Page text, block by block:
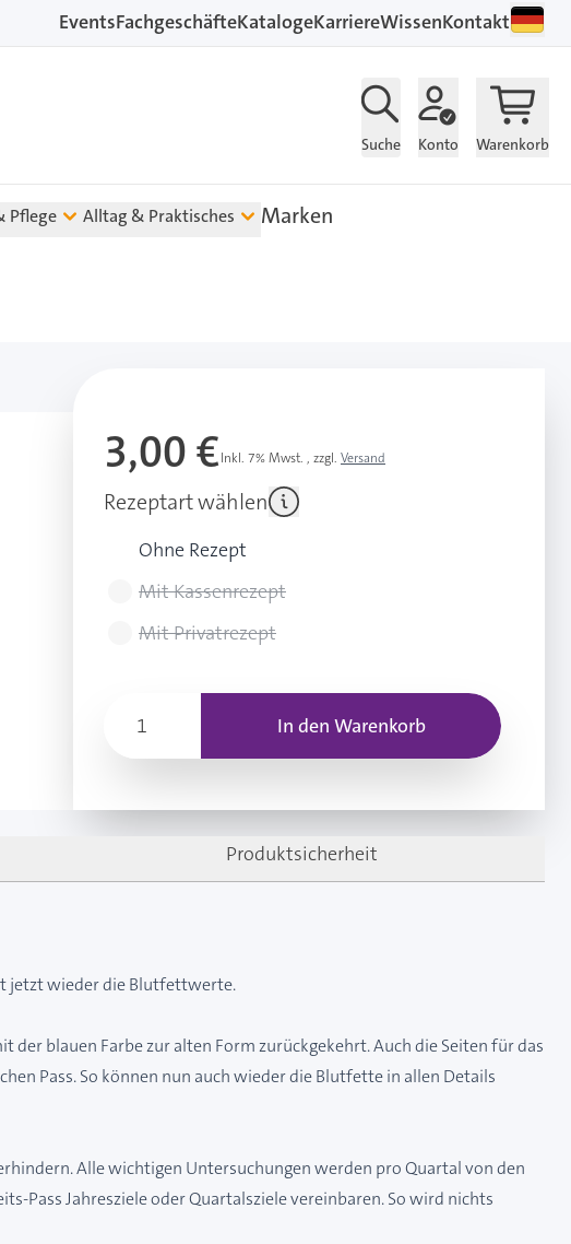
EventsFachgeschäfteKatalogeKarriereWissenKontakt
Suche Konto Warenkorb
Pflege Alltag & Praktisches Marken
3,00 €Inkl. 7% Mwst. , zzgl. Versand
Rezeptart wählen
Ohne Rezept
Mit Kassenrezept
Mit Privatrezept
In den Warenkorb
Produktsicherheit
jetzt wieder die Blutfettwerte.
blauen Farbe zur alten Form zurückgekehrt. Auch die Seiten für das
Pass. So können nun auch wieder die Blutfette in allen Details
Alle wichtigen Untersuchungen werden pro Quartal von den
Pass Jahresziele oder Quartalsziele vereinbaren. So wird nichts